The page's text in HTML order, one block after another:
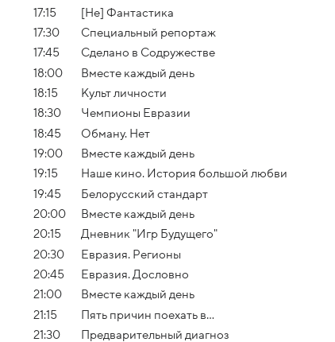
17:15
[Не] Фантастика
17:30
Специальный репортаж
17:45
Сделано в Содружестве
18:00
Вместе каждый день
18:15
Культ личности
18:30
Чемпионы Евразии
18:45
Обману. Нет
19:00
Вместе каждый день
19:15
Наше кино. История большой любви
19:45
Белорусский стандарт
20:00
Вместе каждый день
20:15
Дневник "Игр Будущего"
20:30
Евразия. Регионы
20:45
Евразия. Дословно
21:00
Вместе каждый день
21:15
Пять причин поехать в...
21:30
Предварительный диагноз